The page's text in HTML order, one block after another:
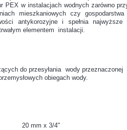
PEX w instalacjach wodnych zarówno
mieszkaniowych czy
antykorozyjne i spełnia
elementem instalacji.
do przesyłania wody
obiegach wody.
20 mm x 3/4"